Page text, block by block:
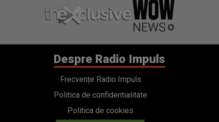
Despre Radio Impuls
Frecvențe Radio Impuls
Politica de confidentialitate
Politica de cookies